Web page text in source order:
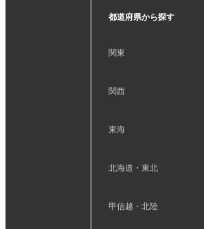
都道府県から探す
関東
関西
東海
北海道・東北
甲信越・北陸